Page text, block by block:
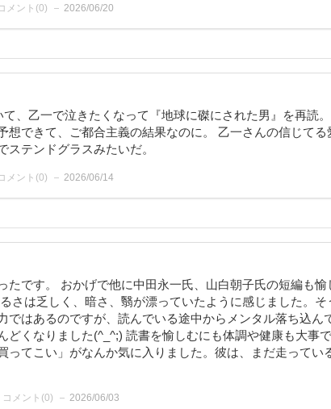
メント(0) 2026/06/20
て、乙一で泣きたくなって『地球に磔にされた男』を再読
想できて、ご都合主義の結果なのに。 乙一さんの信じてる
ステンドグラスみたいだ。
メント(0) 2026/06/14
たです。 おかげで他に中田永一氏、山白朝子氏の短編も愉
さは乏しく、暗さ、翳が漂っていたように感じました。そ
ではあるのですが、読んでいる途中からメンタル落ち込ん
どくなりました(^_^;) 読書を愉しむにも体調や健康も大事で
ってこい」がなんか気に入りました。彼は、まだ走ってい
コメント(0) 2026/06/03